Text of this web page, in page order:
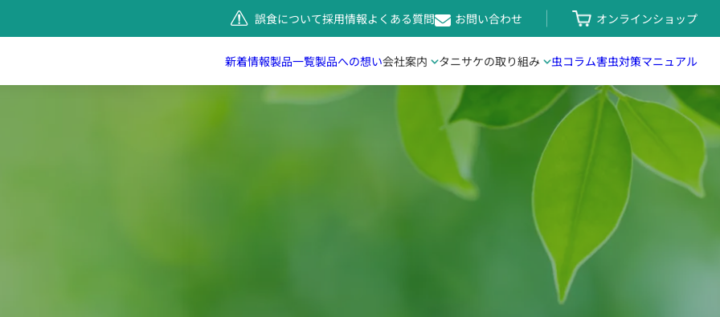
誤食について採用情報よくある質問 お問い合わせ オンラインショップ
新着情報製品一覧製品への想い会社案内 タニサケの取り組み 虫コラム害虫対策マニュアル